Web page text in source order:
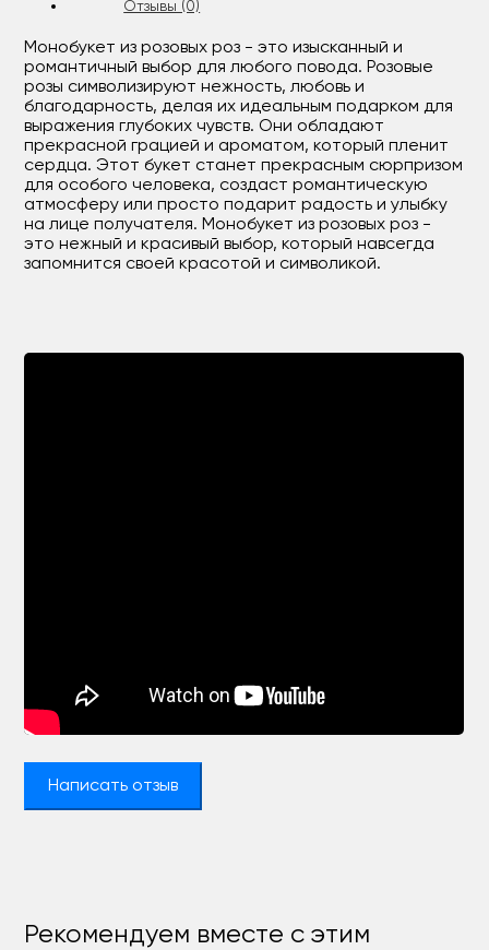
Отзывы (0)
Монобукет из розовых роз - это изысканный и
романтичный выбор для любого повода. Розовые
розы символизируют нежность, любовь и
благодарность, делая их идеальным подарком для
выражения глубоких чувств. Они обладают
прекрасной грацией и ароматом, который пленит
сердца. Этот букет станет прекрасным сюрпризом
для особого человека, создаст романтическую
атмосферу или просто подарит радость и улыбку
на лице получателя. Монобукет из розовых роз -
это нежный и красивый выбор, который навсегда
запомнится своей красотой и символикой.
Написать отзыв
Рекомендуем вместе с этим